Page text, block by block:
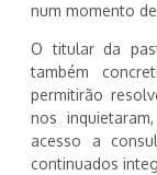
num momento
O titular da
também
permitirão
nos
acesso a
continuados